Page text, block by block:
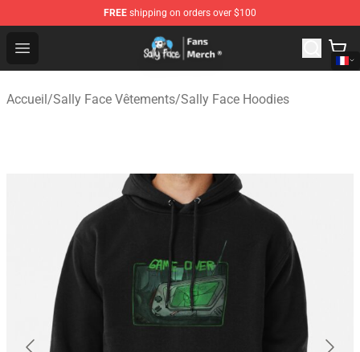
FREE shipping on orders over $100
Open menu
Sally Face Store - Official Sally Face Merchandise Shop
Accueil/Sally Face Vêtements/Sally Face Hoodies